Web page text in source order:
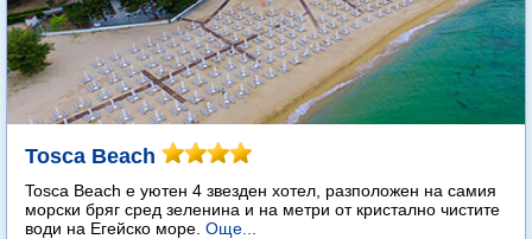
Tosca Beach
Tosca Beach е уютен 4 звезден хотел, разположен на самия
морски бряг сред зеленина и на метри от кристално чистите
води на Егейско море. Още...